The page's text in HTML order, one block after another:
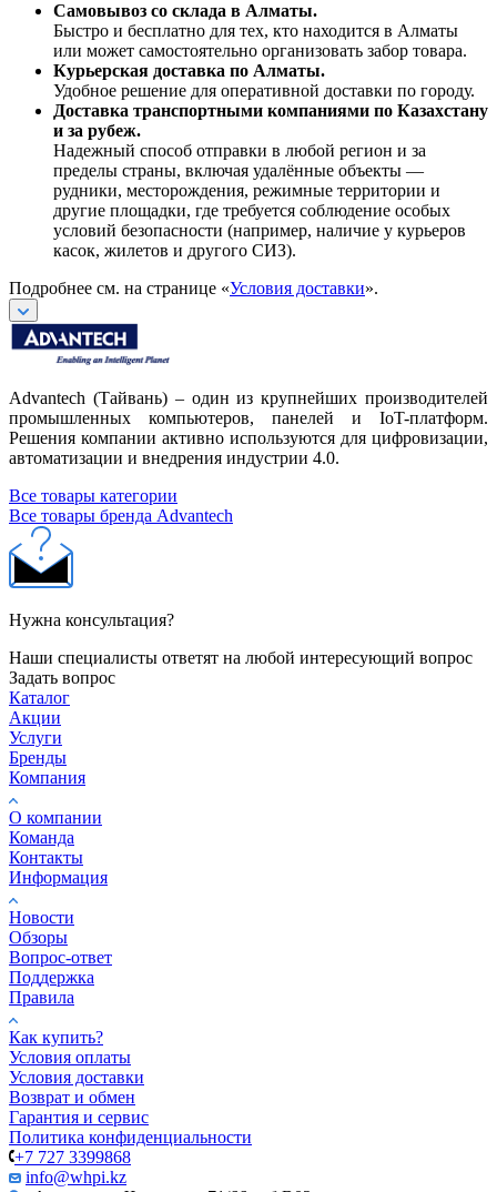
Самовывоз со склада в Алматы.
Быстро и бесплатно для тех, кто находится в Алматы
или может самостоятельно организовать забор товара.
Курьерская доставка по Алматы.
Удобное решение для оперативной доставки по городу.
Доставка транспортными компаниями по Казахстану
и за рубеж.
Надежный способ отправки в любой регион и за
пределы страны, включая удалённые объекты —
рудники, месторождения, режимные территории и
другие площадки, где требуется соблюдение особых
условий безопасности (например, наличие у курьеров
касок, жилетов и другого СИЗ).
Подробнее см. на странице «Условия доставки».
Advantech (Тайвань) – один из крупнейших производителей
промышленных компьютеров, панелей и IoT-платформ.
Решения компании активно используются для цифровизации,
автоматизации и внедрения индустрии 4.0.
Все товары категории
Все товары бренда Advantech
Нужна консультация?
Наши специалисты ответят на любой интересующий вопрос
Задать вопрос
Каталог
Акции
Услуги
Бренды
Компания
О компании
Команда
Контакты
Информация
Новости
Обзоры
Вопрос-ответ
Поддержка
Правила
Как купить?
Условия оплаты
Условия доставки
Возврат и обмен
Гарантия и сервис
Политика конфиденциальности
+7 727 3399868
info@whpi.kz